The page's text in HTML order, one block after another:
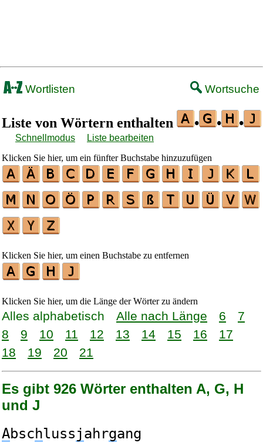
Wortlisten Wortsuche
Liste von Wörtern enthalten • • •
Schnellmodus
Liste bearbeiten
Klicken Sie hier, um ein fünfter Buchstabe hinzuzufügen
Klicken Sie hier, um einen Buchstabe zu entfernen
Klicken Sie hier, um die Länge der Wörter zu ändern
Alles alphabetisch Alle nach Länge 6
7
8
9 10 11 12 13 14 15 16
17
18
19 20 21
Es gibt 926 Wörter enthalten A, G, H
und J
Abschlussjahrgang